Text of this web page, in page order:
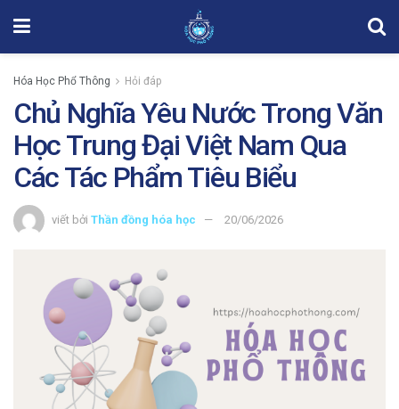
Hóa Học Phổ Thông Hỏi đáp
Chủ Nghĩa Yêu Nước Trong Văn
Học Trung Đại Việt Nam Qua
Các Tác Phẩm Tiêu Biểu
viết bởi Thần đồng hóa học 20/06/2026